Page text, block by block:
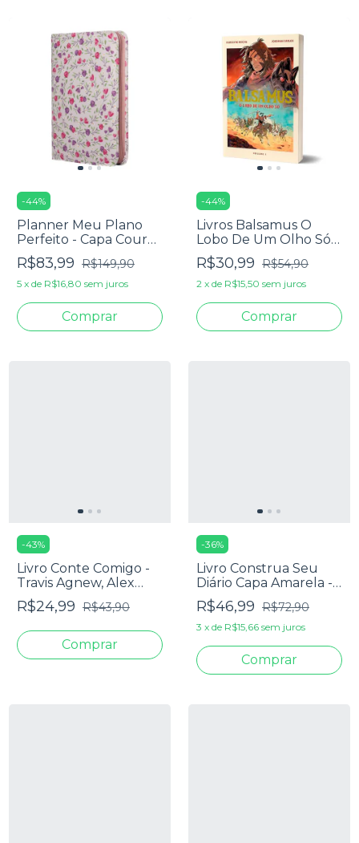
-44%
Planner Meu Plano
Perfeito - Capa Couro
Soft Romântica Com
Flores
R$83,99 R$149,90
5 x de R$16,80 sem juros
-44%
Livros Balsamus O
Lobo De Um Olho Só -
Karolyne Rocha &
Jordhan Carlos
R$30,99 R$54,90
2 x de R$15,50 sem juros
-43%
Livro Conte Comigo -
Travis Agnew, Alex
Kenrick & Stephen
Kendrick
R$24,99 R$43,90
-36%
Livro Construa Seu
Diário Capa Amarela -
Jey Reis
R$46,99 R$72,90
3 x de R$15,66 sem juros